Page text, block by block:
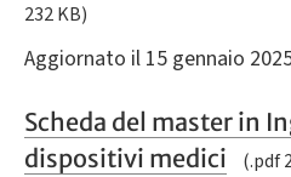
232 KB)
Aggiornato il 15 gennaio
Scheda del master in
dispositivi medici
(.pdf